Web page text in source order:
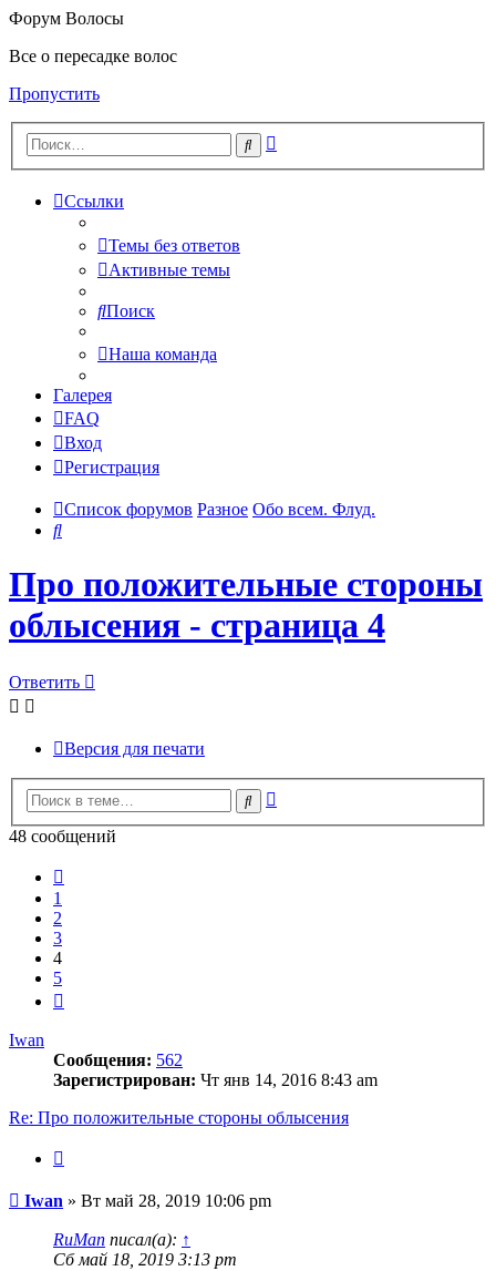
Форум Волосы
Все о пересадке волос
Пропустить
Поиск
Ссылки
Темы без ответов
Активные темы
Поиск
Наша команда
Галерея
FAQ
Вход
Регистрация
Список форумов Разное Обо всем. Флуд.
Поиск
Про положительные стороны
облысения - страница 4
Ответить
Версия для печати
Поиск
48 сообщений
1
2
3
4
5
Iwan
Сообщения: 562
Зарегистрирован: Чт янв 14, 2016 8:43 am
Re: Про положительные стороны облысения
Сообщение
Iwan » Вт май 28, 2019 10:06 pm
RuMan писал(а): ↑
Сб май 18, 2019 3:13 pm